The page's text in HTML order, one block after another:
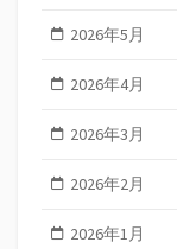
2026年5月
2026年4月
2026年3月
2026年2月
2026年1月